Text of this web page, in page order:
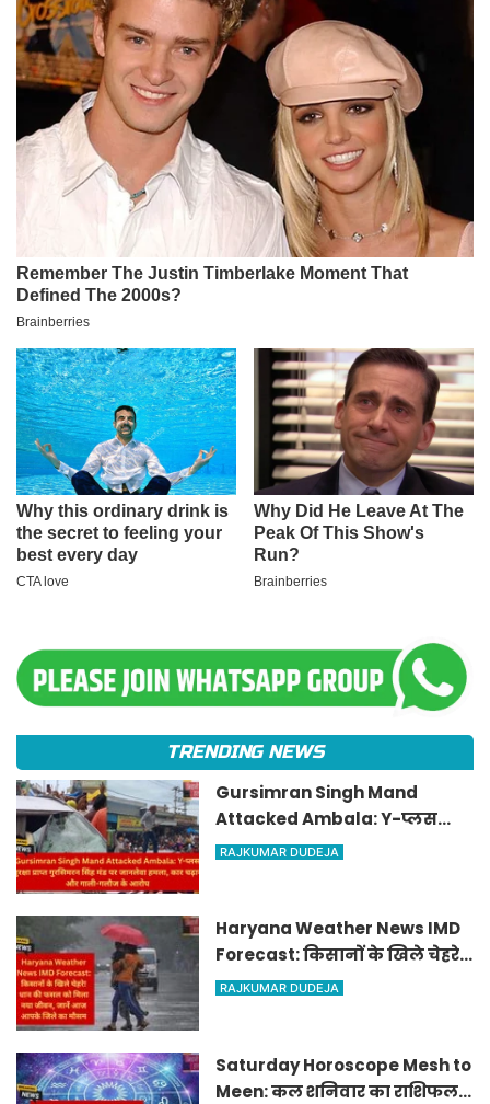
TRENDING NEWS
Gursimran Singh Mand
Attacked Ambala: Y-प्लस
सुरक्षा प्राप्त गुरसिमरन सिंह मंड पर
RAJKUMAR DUDEJA
Haryana Weather News IMD
Forecast: किसानों के खिले चेहरे!
धान की फसल को मिला नया
RAJKUMAR DUDEJA
Saturday Horoscope Mesh to
Meen: कल शनिवार का राशिफल!